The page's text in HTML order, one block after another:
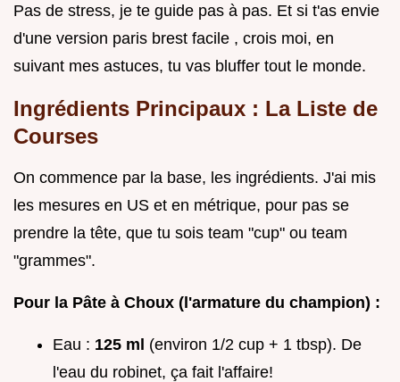
Pas de stress, je te guide pas à pas. Et si t'as envie
d'une version paris brest facile , crois moi, en
suivant mes astuces, tu vas bluffer tout le monde.
Ingrédients Principaux : La Liste de
Courses
On commence par la base, les ingrédients. J'ai mis
les mesures en US et en métrique, pour pas se
prendre la tête, que tu sois team "cup" ou team
"grammes".
Pour la Pâte à Choux (l'armature du champion) :
Eau : 125 ml (environ 1/2 cup + 1 tbsp). De
l'eau du robinet, ça fait l'affaire!